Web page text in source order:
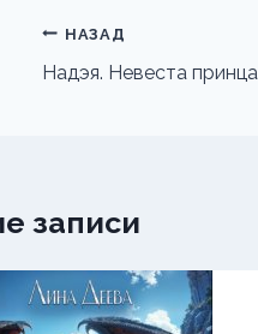
Навигация
по
НАЗАД
Надэя. Невеста принца
записи